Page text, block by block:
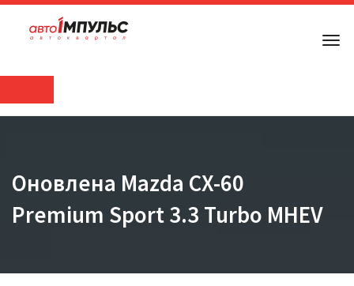
Оновлена Mazda CX-60
Premium Sport 3.3 Turbo MHEV